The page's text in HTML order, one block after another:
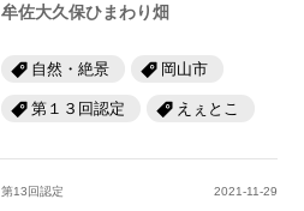
牟佐大久保ひまわり畑
自然・絶景 岡山市
第１３回認定 えぇとこ
第13回認定 2021-11-29